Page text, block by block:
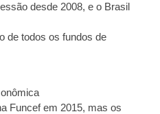
desde 2008, e o Brasil
de todos os fundos de
Funcef em 2015, mas os